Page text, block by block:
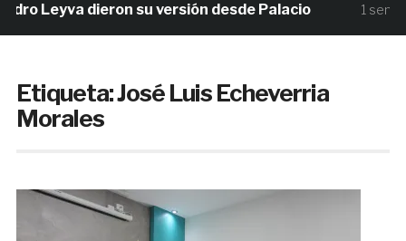
Leyva dieron su versión desde Palacio 1 semana
Etiqueta:José Luis Echeverria
Morales